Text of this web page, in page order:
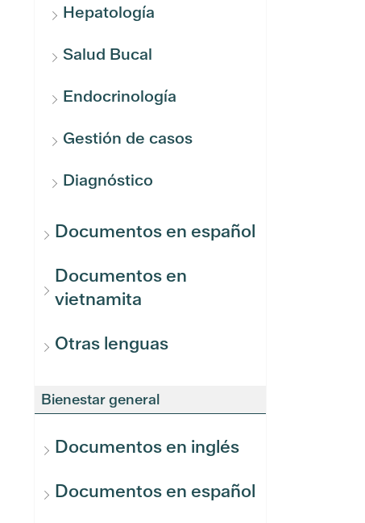
Hepatología
Salud Bucal
Endocrinología
Gestión de casos
Diagnóstico
Documentos en español
Documentos en
vietnamita
Otras lenguas
Bienestar general
Documentos en inglés
Documentos en español